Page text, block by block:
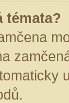
témata?